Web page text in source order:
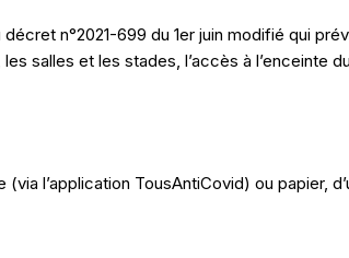
n°2021-699 du 1er juin modifié qui
salles et les stades, l’accès à l’enceinte
l’application TousAntiCovid) ou papier,